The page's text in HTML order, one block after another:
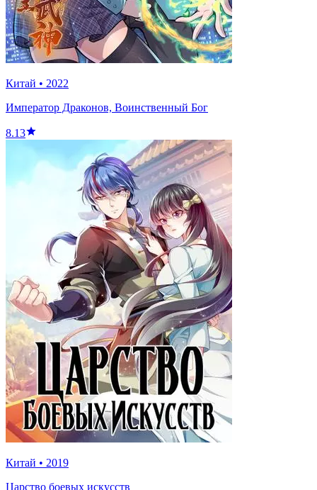
Китай • 2022
Император Драконов, Воинственный Бог
8.13
Китай • 2019
Царство боевых искусств